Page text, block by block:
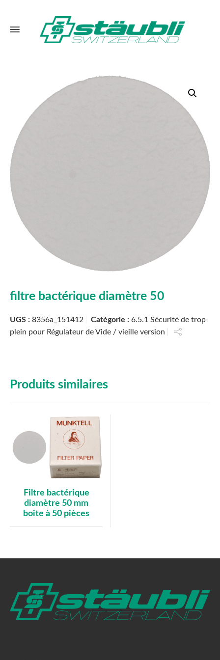
filtre bactérique diamètre 50
UGS : 8356a_151412 Catégorie : 6.5.1 Sécurité de trop-
plein pour Régulateur de Vide / vieille version
Produits similaires
Filtre bactérique
diamètre 50 mm
boite à 50 pièces